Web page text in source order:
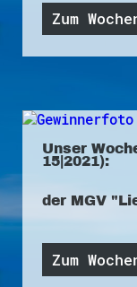
Zum
Unser
15|2021):
der MGV
Zum